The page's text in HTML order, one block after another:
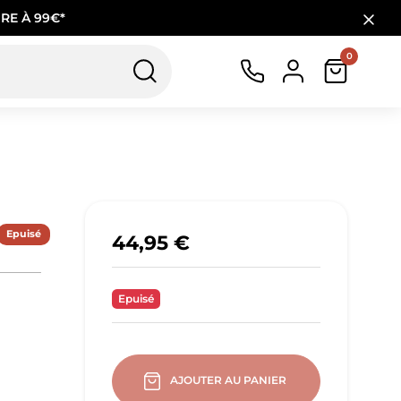
À 99€*
0
Epuisé 44,95 €
Epuisé
AJOUTER AU PANIER